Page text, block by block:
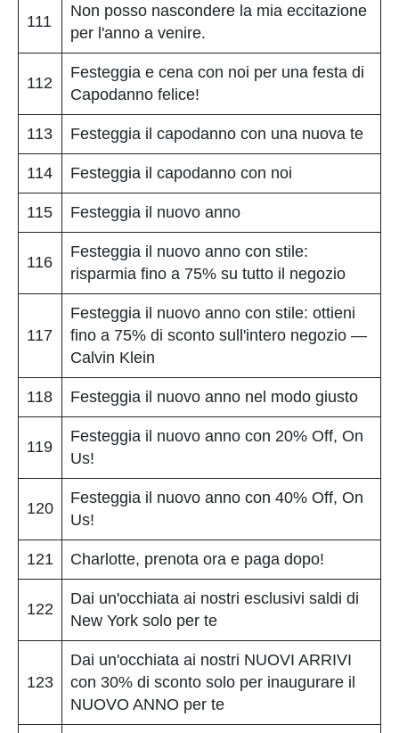
111
Non posso nascondere la mia eccitazione
per l'anno a venire.
112
Festeggia e cena con noi per una festa di
Capodanno felice!
113 Festeggia il capodanno con una nuova te
114 Festeggia il capodanno con noi
115 Festeggia il nuovo anno
116
Festeggia il nuovo anno con stile:
risparmia fino a 75% su tutto il negozio
117
Festeggia il nuovo anno con stile: ottieni
fino a 75% di sconto sull'intero negozio —
Calvin Klein
118 Festeggia il nuovo anno nel modo giusto
119
Festeggia il nuovo anno con 20% Off, On
Us!
120
Festeggia il nuovo anno con 40% Off, On
Us!
121 Charlotte, prenota ora e paga dopo!
122
Dai un'occhiata ai nostri esclusivi saldi di
New York solo per te
123
Dai un'occhiata ai nostri NUOVI ARRIVI
con 30% di sconto solo per inaugurare il
NUOVO ANNO per te